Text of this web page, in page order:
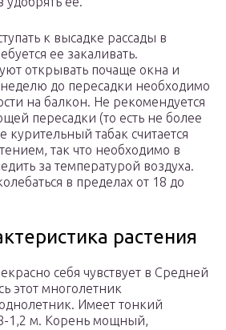
к высадке рассады в
ее закаливать.
открывать почаще окна и
до пересадки необходимо
на балкон. Не рекомендуется
пересадки (то есть не более
табак считается
так что необходимо в
за температурой воздуха.
в пределах от 18 до
растения
себя чувствует в Средней
этот многолетник
Имеет тонкий
1,2 м. Корень мощный,